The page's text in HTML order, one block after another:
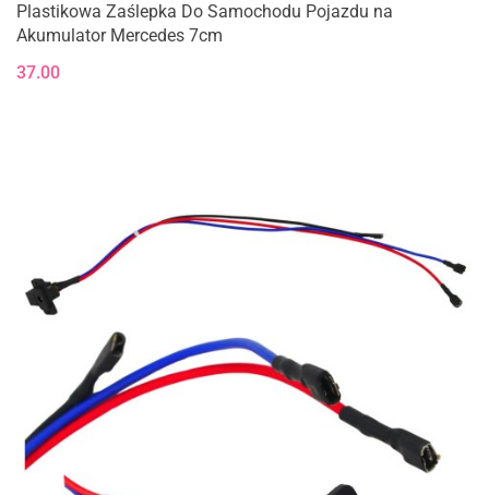
Plastikowa Zaślepka Do Samochodu Pojazdu na
Akumulator Mercedes 7cm
37.00